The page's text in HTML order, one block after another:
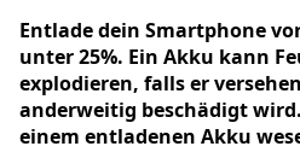
Entlade dein Smartphone
unter 25%. Ein Akku kann
explodieren, falls er
anderweitig beschädigt
einem entladenen Akku